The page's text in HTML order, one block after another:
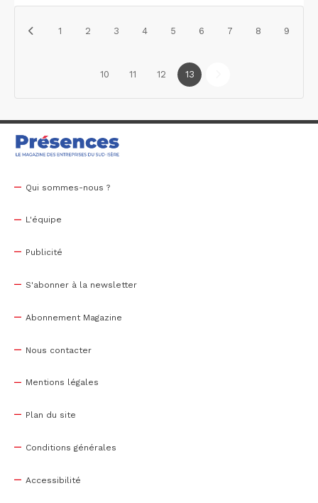
1 2 3 4 5 6 7 8 9
10 11 12 13
Qui sommes-nous ?
L'équipe
Publicité
S'abonner à la newsletter
Abonnement Magazine
Nous contacter
Mentions légales
Plan du site
Conditions générales
Accessibilité